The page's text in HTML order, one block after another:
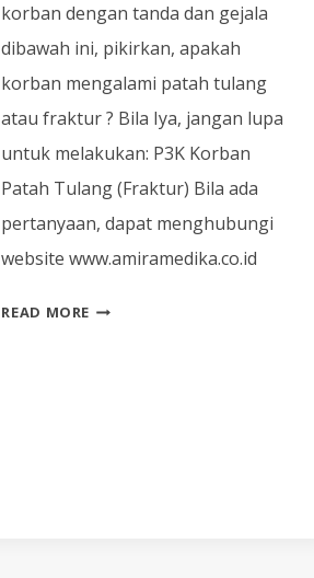
korban dengan tanda dan gejala
dibawah ini, pikirkan, apakah
korban mengalami patah tulang
atau fraktur ? Bila Iya, jangan lupa
untuk melakukan: P3K Korban
Patah Tulang (Fraktur) Bila ada
pertanyaan, dapat menghubungi
website www.amiramedika.co.id
READ MORE CARI